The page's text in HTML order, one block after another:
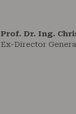
Prof. Dr. Ing.
Ex-Director